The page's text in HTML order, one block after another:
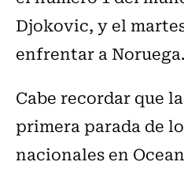
Djokovic, y el
enfrentar a Noruega.
Cabe recordar que
primera parada de
nacionales en